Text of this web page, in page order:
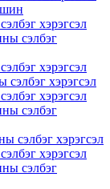
хэрэгсэл
сэлбэг
хэрэгсэл
хэрэгсэл
хэрэгсэл
сэлбэг
сэлбэг хэрэгсэл
хэрэгсэл
сэлбэг